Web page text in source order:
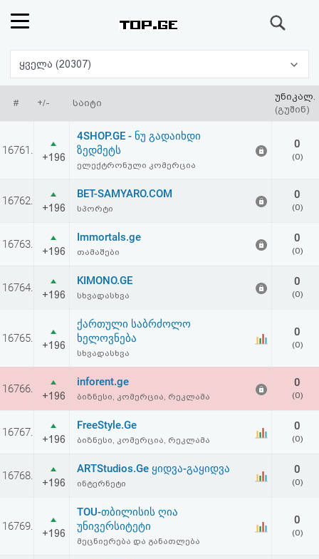
რეიტინგი
(მთავარი)
ფოსტა
კითხვა-
პასუხი
პაროლის
აღდგენა
HTML
კოდი
სალიცენზიო
და
პასუხისმგებლობის
უარყოფა
ყველა (20307)
# +/- საიტი
უნიკალ.
(გუშინ)
16761.
+196
4SHOP.GE - ნუ გადაიხდი
ზედმეტს
ელექტრონული კომერცია
0
(0)
16762.
+196
BET-SAMYARO.COM
სპორტი
0
(0)
16763.
+196
Immortals.ge
თამაშები
0
(0)
16764.
+196
KIMONO.GE
სხვადასხვა
0
(0)
16765.
+196
ქართული საბრძოლო
ხელოვნება
სხვადასხვა
0
(0)
16766.
+196
inforent.ge
ბიზნესი, კომერცია, რეკლამა
0
(0)
16767.
+196
FreeStyle.Ge
ბიზნესი, კომერცია, რეკლამა
0
(0)
16768.
+196
ARTStudios.Ge ყიდვა-გაყიდვა
ინტერნეტი
0
(0)
16769.
+196
TOU-თბილისის ღია
უნივერსიტეტი
მეცნიერება და განათლება
0
(0)